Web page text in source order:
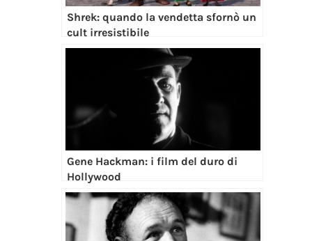
Shrek: quando la vendetta sfornò un
cult irresistibile
Gene Hackman: i film del duro di
Hollywood